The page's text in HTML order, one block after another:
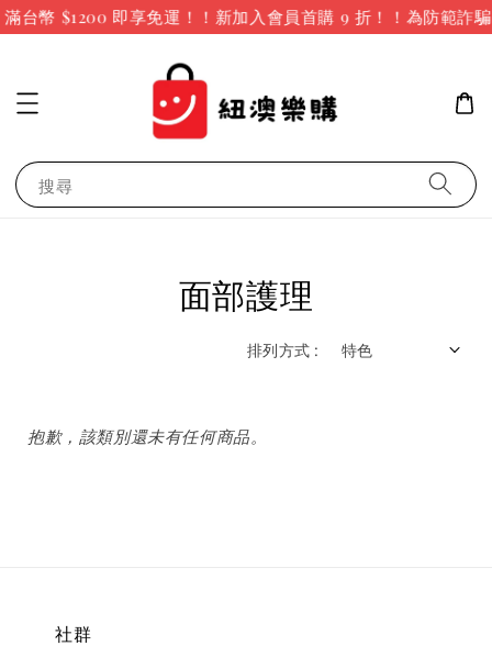
台幣 $1200 即享免運！！新加入會員首購 9 折！！ 為防範詐
搜尋
面部護理
排列方式 :
抱歉，該類別還未有任何商品。
社群